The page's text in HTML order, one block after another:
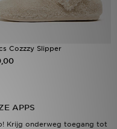
Cozzzy Slipper
APPS
Krijg onderweg toegang tot